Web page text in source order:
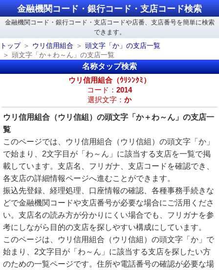
金融機関コード・銀行コード・支店コード検索
金融機関コード・銀行コード・支店コードや店番、支店番号を簡単に検索
できます。
トップ
ウリ信用組合
頭文字「か」の支店一覧
頭文字「か＋わ～ん」の支店一覧
名称タップ検索
ウリ信用組合（ｳﾘｼﾝｸﾐ）
コード： 2014
選択文字： か
ウリ信用組合（ウリ信組）の頭文字「か＋わ～ん」の支店一
覧
このページでは、ウリ信用組合（ウリ信組）の頭文字「か」
で始まり、2文字目が「わ～ん」に該当する支店を一覧で掲
載しています。支店名、フリガナ、支店コードを確認でき、
各支店の詳細情報ページへ進むことができます。
振込先登録、経理処理、口座情報の確認、各種事務手続きな
どで金融機関コードや支店番号が必要な場合にご活用くださ
い。支店名の読み方が分かりにくい場合でも、フリガナを参
考にしながら目的の支店を探しやすい構成にしています。
このページは、ウリ信用組合（ウリ信組）の頭文字「か」で
始まり、2文字目が「わ～ん」に該当する支店を探したい方
のための一覧ページです。住所や電話番号の確認が必要な場